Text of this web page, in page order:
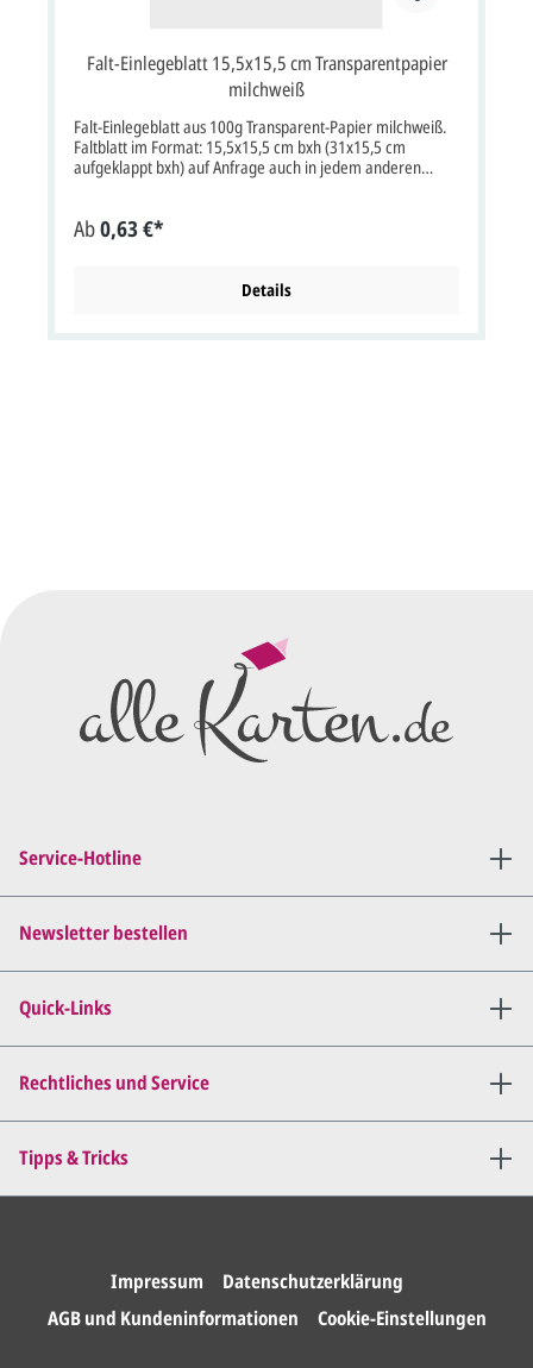
Falt-Einlegeblatt 15,5x15,5 cm Transparentpapier
milchweiß
Falt-Einlegeblatt aus 100g Transparent-Papier milchweiß.
Faltblatt im Format: 15,5x15,5 cm bxh (31x15,5 cm
aufgeklappt bxh) auf Anfrage auch in jedem anderen
Karte. Individueller Text- und Nameneindruck ist im
Ab0,63 €*
Details
Service-Hotline
Rechtliches und Service
Tipps & Tricks
Quick-Links
Newsletter bestellen
Impressum
Datenschutzerklärung
AGB und Kundeninformationen
Cookie-Einstellungen